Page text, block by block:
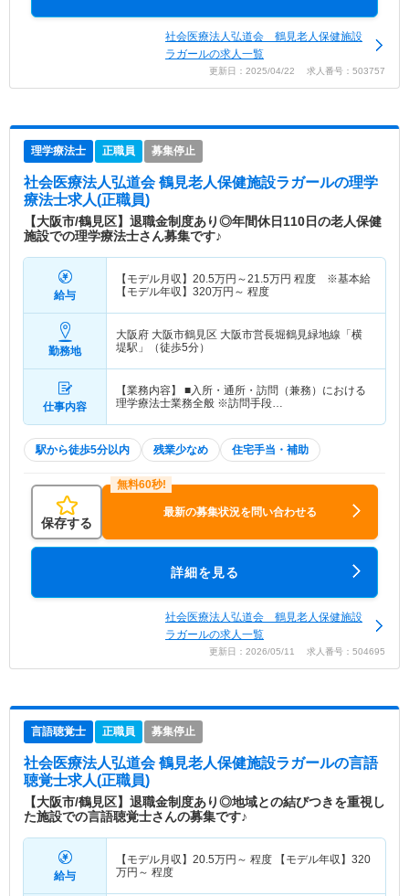
社会医療法人弘道会 鶴見老人保健施設
ラガールの求人一覧
更新日：2025/04/22 求人番号：503757
理学療法士 正職員 募集停止
社会医療法人弘道会 鶴見老人保健施設ラガールの理学
療法士求人(正職員)
【大阪市/鶴見区】退職金制度あり◎年間休日110日の老人保健
施設での理学療法士さん募集です♪
給与
【モデル月収】 20.5万円～21.5万円 程度 ※基本給
【モデル年収】 320万円～ 程度
勤務地
大阪府 大阪市鶴見区 大阪市営長堀鶴見緑地線「横
堤駅」（徒歩5分）
仕事内容
【業務内容】 ■入所・通所・訪問（兼務）における
理学療法士業務全般 ※訪問手段…
駅から徒歩5分以内 残業少なめ 住宅手当・補助
保存する
最新の募集状況を問い合わせる
詳細を見る
社会医療法人弘道会 鶴見老人保健施設
ラガールの求人一覧
更新日：2026/05/11 求人番号：504695
言語聴覚士 正職員 募集停止
社会医療法人弘道会 鶴見老人保健施設ラガールの言語
聴覚士求人(正職員)
【大阪市/鶴見区】退職金制度あり◎地域との結びつきを重視し
た施設での言語聴覚士さんの募集です♪
給与
【モデル月収】 20.5万円～ 程度 【モデル年収】 320
万円～ 程度